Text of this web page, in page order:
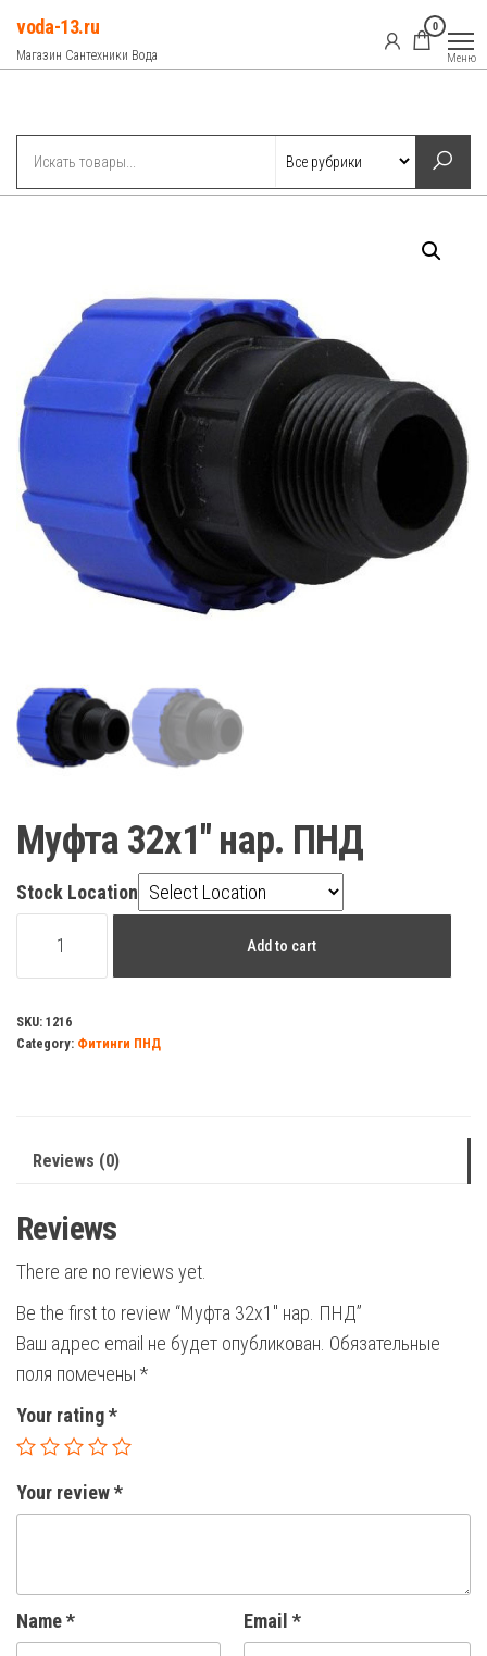
Перейти
содержимому
voda-13.ru
Магазин Сантехники Вода
0
Меню
Муфта 32х1″ нар. ПНД
Stock Location
ПНД
quantity
Add to cart
SKU: 1216
Category: Фитинги ПНД
Reviews (0)
Reviews
There are no reviews yet.
Be the first to review “Муфта 32х1″ нар. ПНД”
Ваш адрес email не будет опубликован. Обязательные
поля помечены *
Your rating*
Your review*
Name* Email *